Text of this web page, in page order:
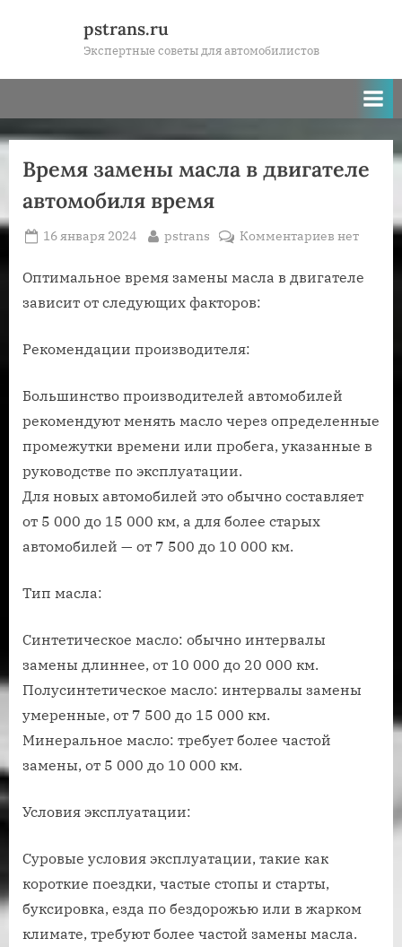
pstrans.ru
Экспертные советы для автомобилистов
Время замены масла в двигателе
автомобиля время
Posted
16 января 2024 By
pstrans Комментариевк
Время
время
нет
Оптимальное время замены масла в двигателе
зависит от следующих факторов:
Рекомендации производителя:
Большинство производителей автомобилей
рекомендуют менять масло через определенные
промежутки времени или пробега, указанные в
руководстве по эксплуатации.
Для новых автомобилей это обычно составляет
от 5 000 до 15 000 км, а для более старых
автомобилей — от 7 500 до 10 000 км.
Тип масла:
Синтетическое масло: обычно интервалы
замены длиннее, от 10 000 до 20 000 км.
Полусинтетическое масло: интервалы замены
умеренные, от 7 500 до 15 000 км.
Минеральное масло: требует более частой
замены, от 5 000 до 10 000 км.
Условия эксплуатации:
Суровые условия эксплуатации, такие как
короткие поездки, частые стопы и старты,
буксировка, езда по бездорожью или в жарком
климате, требуют более частой замены масла.